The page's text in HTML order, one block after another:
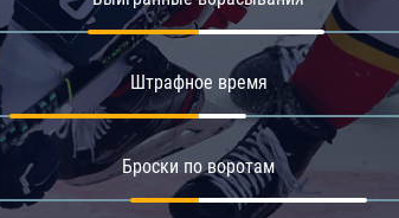
Штрафное время
Броски по воротам